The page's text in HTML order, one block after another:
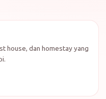
house, dan homestay yang